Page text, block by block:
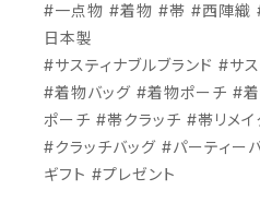
#一点物 #着物 #帯 #西陣織
日本製
#サスティナブルブランド #サス
#着物バッグ #着物ポーチ #
ポーチ #帯クラッチ #帯リメ
#クラッチバッグ #パーティ
ギフト #プレゼント